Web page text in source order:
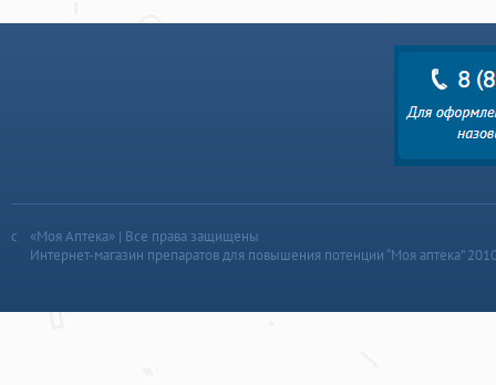
«Моя Аптека» | Все права защищены
Интернет-магазин препаратов для повышения потенции “Моя аптека”